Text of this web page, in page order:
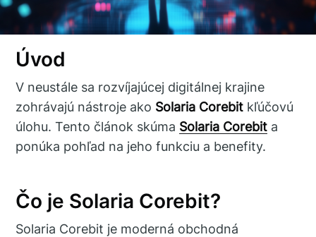
Úvod
V neustále sa rozvíjajúcej digitálnej krajine
zohrávajú nástroje ako Solaria Corebit kľúčovú
úlohu. Tento článok skúma Solaria Corebit a
ponúka pohľad na jeho funkciu a benefity.
Čo je Solaria Corebit?
Solaria Corebit je moderná obchodná